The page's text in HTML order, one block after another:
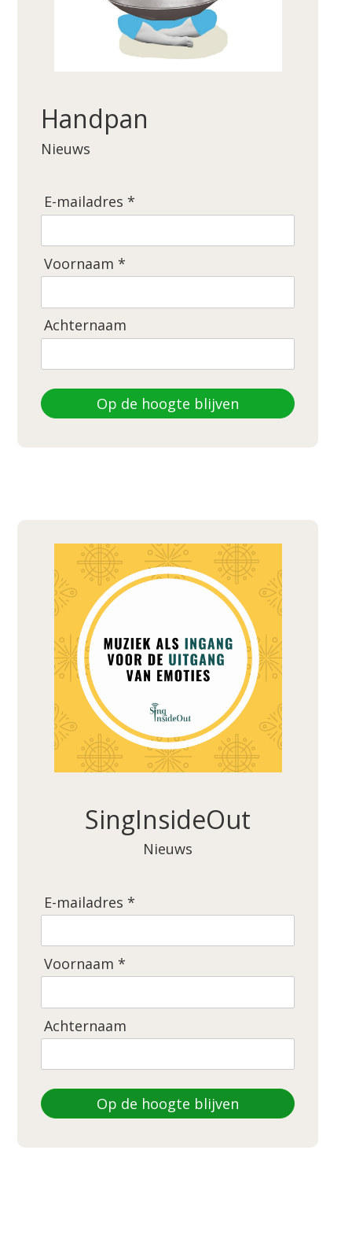
Handpan
Nieuws
E-mailadres *
Voornaam *
Achternaam
Op de hoogte blijven
SingInsideOut
Nieuws
E-mailadres *
Voornaam *
Achternaam
Op de hoogte blijven